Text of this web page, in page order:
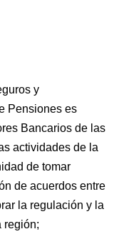
y
Pensiones es
Bancarios de las
actividades de la
de tomar
de acuerdos entre
la regulación y la
región;